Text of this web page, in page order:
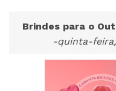
Brindes para o
-quinta-